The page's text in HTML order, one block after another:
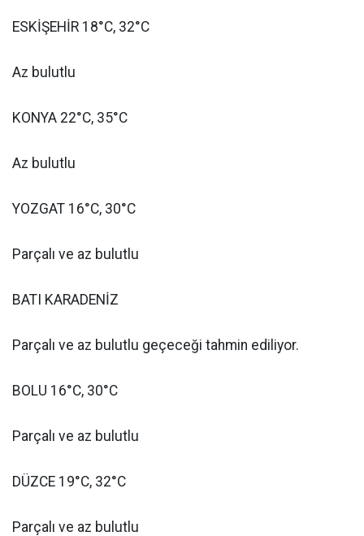
ESKİŞEHİR 18°C, 32°C
Az bulutlu
KONYA 22°C, 35°C
Az bulutlu
YOZGAT 16°C, 30°C
Parçalı ve az bulutlu
BATI KARADENİZ
Parçalı ve az bulutlu geçeceği tahmin ediliyor.
BOLU 16°C, 30°C
Parçalı ve az bulutlu
DÜZCE 19°C, 32°C
Parçalı ve az bulutlu